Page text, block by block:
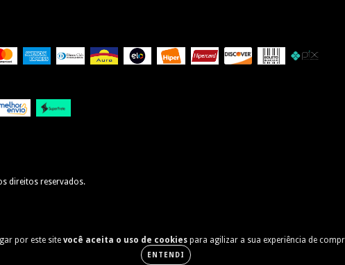
por este site você aceita o uso de cookies para agilizar a sua experiência de
ENTENDI
direitos reservados.